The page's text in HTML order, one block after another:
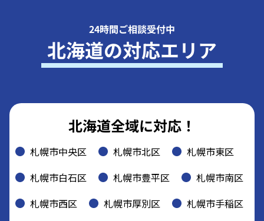
24時間ご相談受付中
北海道の対応エリア
北海道全域に対応！
札幌市中央区 札幌市北区
札幌市東区
札幌市白石区
札幌市豊平区
札幌市南区
札幌市西区
札幌市厚別区
札幌市手稲区